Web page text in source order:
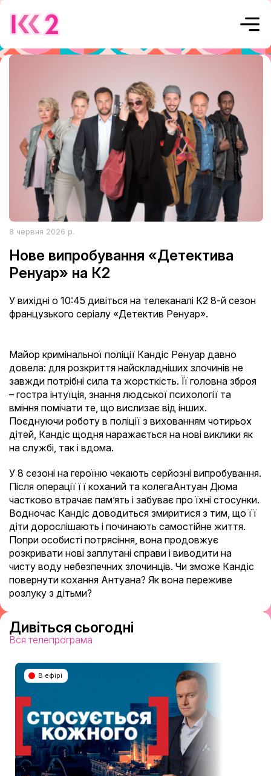
8 червня 2026 р.
Нове випробування «Детектива
Ренуар» на К2
У вихідні о 10:45 дивіться на телеканалі К2 8-й сезон
французького серіалу «Детектив Ренуар».
Майор кримінальної поліції Кандіс Ренуар давно
довела: для розкриття найскладніших злочинів не
завжди потрібні сила та жорсткість. Її головна зброя
– гостра інтуїція, знання людської психології та
вміння помічати те, що вислизає від інших.
Поєднуючи роботу в поліції з вихованням чотирьох
дітей, Кандіс щодня наражається на нові виклики як
на службі, так і вдома.
У 8 сезоні на героїню чекають серйозні випробування.
Після операції її коханий та колегаАнтуан Дюма
частково втрачає пам’ять і забуває про їхні стосунки.
Водночас Кандіс доводиться змиритися з тим, що її
діти дорослішають і починають самостійне життя.
Попри особисті потрясіння, вона продовжує
розкривати нові заплутані справи і виводити на
чисту воду небезпечних злочинців. Чи зможе Кандіс
повернути кохання Антуана? Як вона переживе
розлуку з дітьми?
Дивіться сьогодні
Вся телепрограма
В ефірі